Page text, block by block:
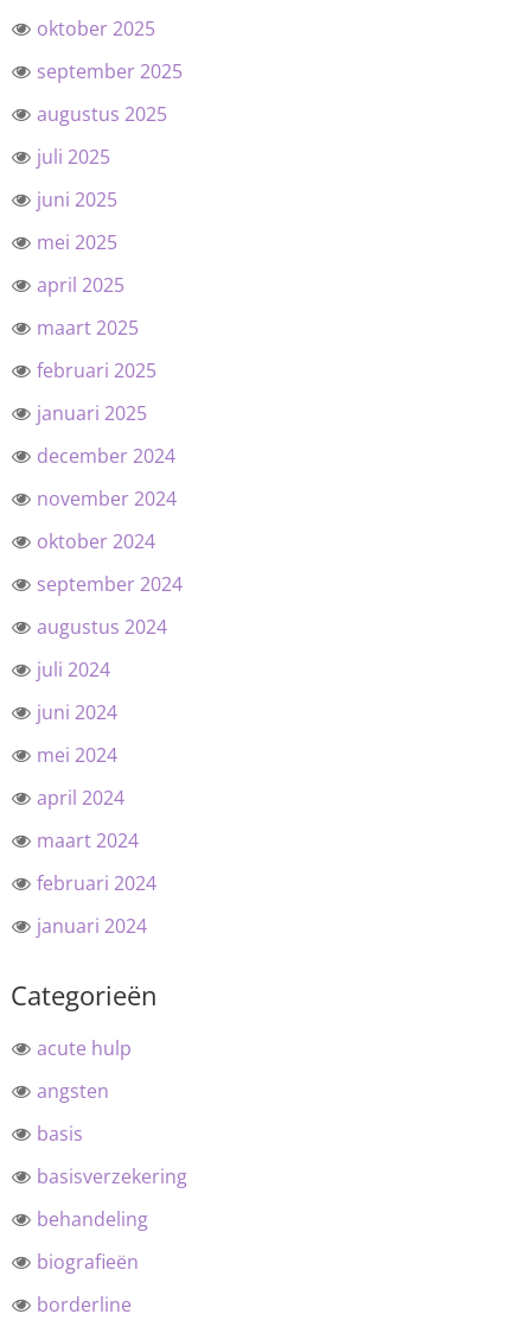
oktober 2025
september 2025
augustus 2025
juli 2025
juni 2025
mei 2025
april 2025
maart 2025
februari 2025
januari 2025
december 2024
november 2024
oktober 2024
september 2024
augustus 2024
juli 2024
juni 2024
mei 2024
april 2024
maart 2024
februari 2024
januari 2024
Categorieën
acute hulp
angsten
basis
basisverzekering
behandeling
biografieën
borderline